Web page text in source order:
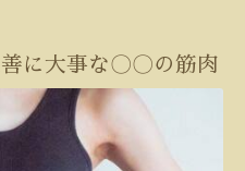
に大事な〇〇の筋肉